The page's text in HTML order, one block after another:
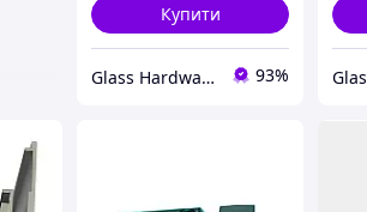
Купити
Glass Hardware 93%